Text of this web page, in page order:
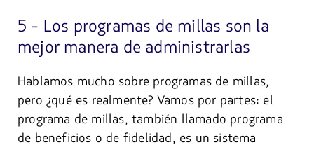
5 - Los programas de millas son la
mejor manera de administrarlas
Hablamos mucho sobre programas de millas,
pero ¿qué es realmente? Vamos por partes: el
programa de millas, también llamado programa
de beneficios o de fidelidad, es un sistema